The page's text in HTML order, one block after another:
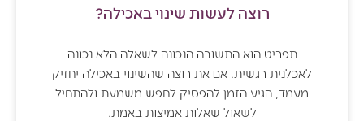
רוצה לעשות שינוי באכילה?
תפריט הוא התשובה הנכונה לשאלה הלא נכונה
לאכלנית רגשית. אם את רוצה שהשינוי באכילה יחזיק
מעמד, הגיע הזמן להפסיק לחפש משמעת ולהתחיל
לשאול שאלות אמיצות באמת.